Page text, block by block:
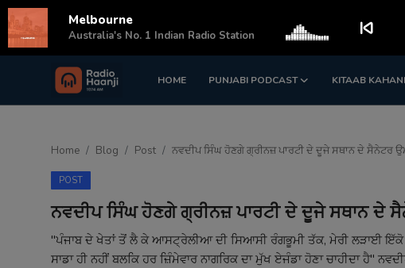
HOME PUNJABI PODCAST KITAAB KAHANI
Login Register
Punjabi Podcast
Kitaab Kahani
Home Blog Post ਨਵਦੀਪ ਸਿੰਘ ਹੋਣਗੇ ਗ੍ਰੀਨਜ਼ ਪਾਰਟੀ ਦੇ ਦੂਜੇ ਸਥਾਨ ਦੇ ਸੈਨੇਟਰ
POST
ਨਵਦੀਪ ਸਿੰਘ ਹੋਣਗੇ ਗ੍ਰੀਨਜ਼ ਪਾਰਟੀ ਦੇ ਦੂਜੇ ਸਥਾਨ ਦੇ
"ਪੰਜਾਬ ਦੇ ਖੇਤਾਂ ਤੋਂ ਲੈ ਕੇ ਆਸਟ੍ਰੇਲੀਆ ਦੀ ਸਿਆਸੀ ਰੰਗਭੂਮੀ ਤੱਕ, ਮੇਰੀ ਲੜਾਈ ਇੱਕੋ
ਸਾਡਾ ਹੀ ਨਹੀਂ ਬਲਕਿ ਹਰ ਜ਼ਿੰਮੇਵਾਰ ਨਾਗਰਿਕ ਦਾ ਮੁੱਖ ਏਜੰਡਾ ਹੋਣਾ ਚਾਹੀਦਾ ਹੈ"
Melbourne
Australia's No. 1 Indian Radio Station skip_previous